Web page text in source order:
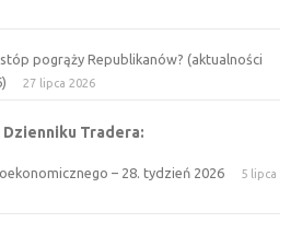
pogrąży Republikanów? (aktualności
27 lipca 2026
Tradera:
– 28. tydzień 2026
5 lipca